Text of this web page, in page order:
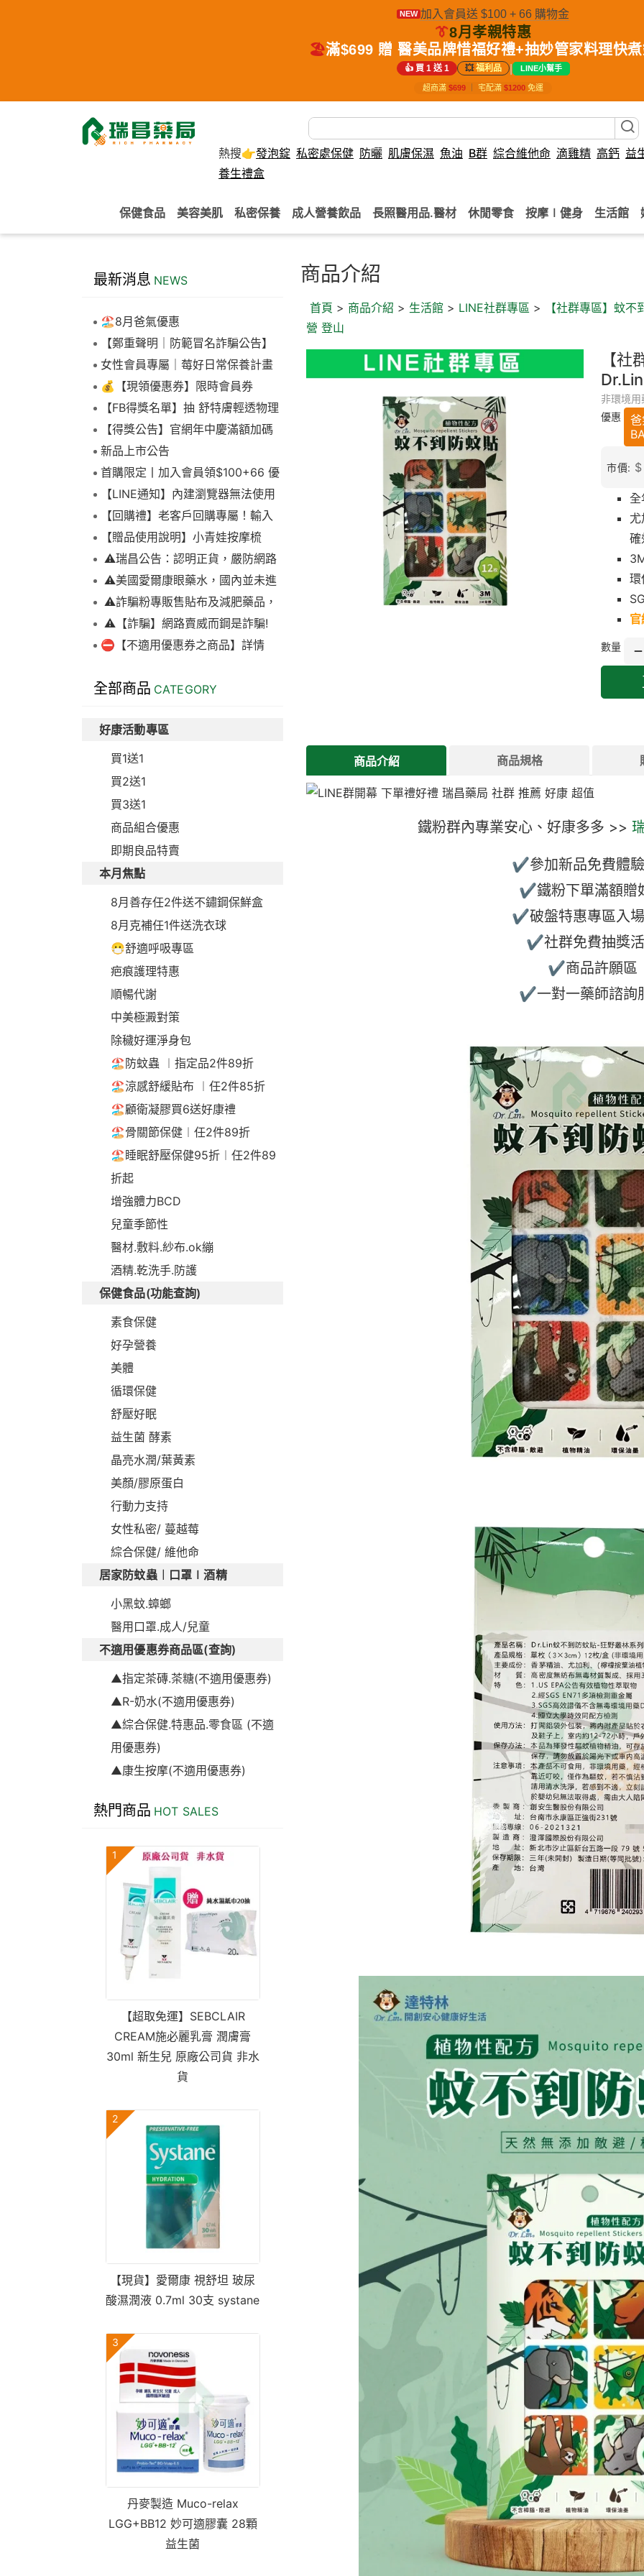
NEW 加入會員送 $100 + 66 購物金
👔8月孝親特惠
🏖️滿$699 贈 醫美品牌惜福好禮+抽妙管家料理快
👍 買 1 送 1 💥福利品 | LINE小幫手
超商滿 $699 宅配滿 $1200 免運
熱搜👉發泡錠 私密處保健 防曬 肌膚保濕 魚油 B群 綜合維他命 滴雞精 高鈣 益
養生禮盒
保健食品 美容美肌 私密保養 成人營養飲品 長照醫用品.醫材 休閒零食 按摩∣健身 生活館
最新消息 NEWS
🏖️8月爸氣優惠
【鄭重聲明｜防範冒名詐騙公告】
女性會員專屬｜莓好日常保養計畫
💰【現領優惠券】限時會員券
【FB得獎名單】抽 舒特膚輕透物理
低敏防曬霜乙名(8/4報到截止)
【得獎公告】官網年中慶滿額加碼
抽FIKA蒸煮料理組2名(7/31截止)
新品上市公告
首購限定丨加入會員領$100+66 優
惠！【LINE通知】內建瀏覽器無法使用
下拉選單
【回購禮】老客戶回購專屬！輸入
折扣碼現折$100
【贈品使用說明】小青娃按摩梳
⚠️瑞昌公告：認明正貨，嚴防網路
詐騙⚠️美國愛爾康眼藥水，國內並未進
口販售
⚠️詐騙粉專販售貼布及減肥藥品，
請勿上當，請查明來源! 非瑞昌藥局
販售!
⚠️【詐騙】網路賣威而鋼是詐騙!
⛔【不適用優惠券之商品】詳情
全部商品 CATEGORY
好康活動專區
買1送1
買2送1
買3送1
商品組合優惠
即期良品特賣
本月焦點
8月善存任2件送不鏽鋼保鮮盒
8月克補任1件送洗衣球
😷舒適呼吸專區
疤痕護理特惠
順暢代謝
中美極澱對策
除穢好運淨身包
🏖️防蚊蟲 ︱指定品2件89折
🏖️涼感舒緩貼布 ︱任2件85折
🏖️顧衛凝膠買6送好康禮
🏖️骨關節保健︱任2件89折
🏖️睡眠舒壓保健95折︱任2件89
折起
增強體力BCD
兒童季節性
醫材.敷料.紗布.ok繃
酒精.乾洗手.防護
保健食品(功能查詢)
素食保健
好孕營養
美體
循環保健
舒壓好眠
益生菌 酵素
晶亮水潤/葉黃素
美顏/膠原蛋白
行動力支持
女性私密/ 蔓越莓
綜合保健/ 維他命
居家防蚊蟲︱口罩∣酒精
小黑蚊.蟑螂
醫用口罩.成人/兒童
不適用優惠券商品區(查詢)
▲指定茶磚.茶糖(不適用優惠券)
▲R-奶水(不適用優惠券)
▲綜合保健.特惠品.零食區 (不適
用優惠券)
▲康生按摩(不適用優惠券)
熱門商品 HOT SALES
1
【超取免運】SEBCLAIR
CREAM施必麗乳膏 潤膚膏
30ml 新生兒 原廠公司貨 非水
貨
2
【現貨】愛爾康 視舒坦 玻尿
酸濕潤液 0.7ml 30支 systane
3
丹麥製造 Muco-relax
LGG+BB12 妙可適膠囊 28顆
益生菌
商品介紹
首頁 > 商品介紹 > 生活館 > LINE社群專區 >
【社群專區】蚊
營 登山
【
非環境用
市價: $
優惠
全
尤
確
環
數量
商品介紹 商品規格
鐵粉群內專業安心、好康多多 >>
✔參加新品免費體
✔鐵粉下單滿額贈
✔破盤特惠專區入
✔社群免費抽獎
✔商品許願區
✔一對一藥師諮詢